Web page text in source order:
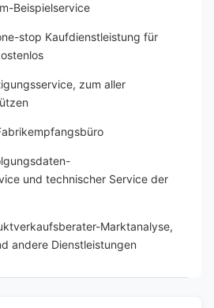
Beispielservice
stop Kaufdienstleistung für
zum aller
und technischer Service der
Marktanalyse,
andere Dienstleistungen